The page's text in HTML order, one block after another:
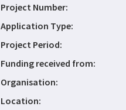
Project Number:
Application Type:
Project Period:
Funding received from:
Organisation:
Location: